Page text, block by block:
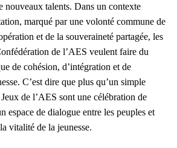
nouveaux talents. Dans un contexte
marqué par une volonté commune de
et de la souveraineté partagée, les
de l’AES veulent faire du
de cohésion, d’intégration et de
C’est dire que plus qu’un simple
de l’AES sont une célébration de
espace de dialogue entre les peuples et
vitalité de la jeunesse.